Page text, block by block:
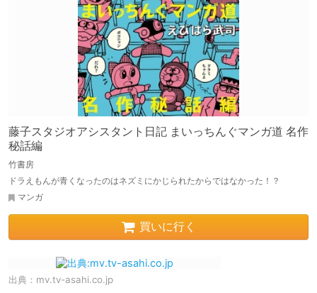
藤子スタジオアシスタント日記 まいっちんぐマンガ道 名作
秘話編
竹書房
ドラえもんが青くなったのはネズミにかじられたからではなかった！？
マンガ
買いに行く
出典： mv.tv-asahi.co.jp